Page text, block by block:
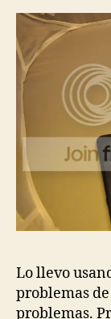
Lo llevo
problemas
problemas.